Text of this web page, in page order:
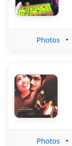
Photos •
Photos •